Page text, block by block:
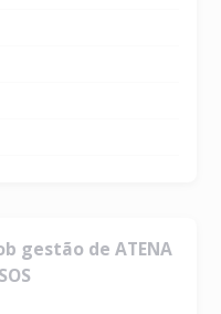
gestão de ATENA